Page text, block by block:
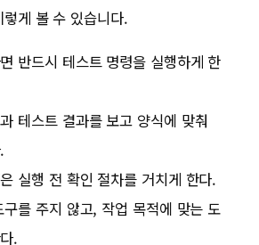
게 볼 수 있습니다.
반드시 테스트 명령을 실행하게 한
테스트 결과를 보고 양식에 맞춰
실행 전 확인 절차를 거치게 한다.
구를 주지 않고, 작업 목적에 맞는 도
.